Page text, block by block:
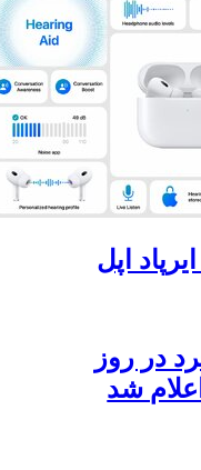
اپل
در روز
شد